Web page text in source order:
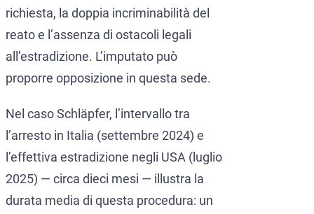
richiesta, la doppia incriminabilità del
reato e l’assenza di ostacoli legali
all’estradizione. L’imputato può
proporre opposizione in questa sede.
Nel caso Schläpfer, l’intervallo tra
l’arresto in Italia (settembre 2024) e
l’effettiva estradizione negli USA (luglio
2025) — circa dieci mesi — illustra la
durata media di questa procedura: un